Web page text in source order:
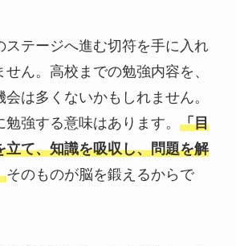
ステージへ進む切符を手に入れ
ん。高校までの勉強内容を、
は多くないかもしれません。
強する意味はあります。 「目
立て、知識を吸収し、問題を解
そのものが脳を鍛えるからで